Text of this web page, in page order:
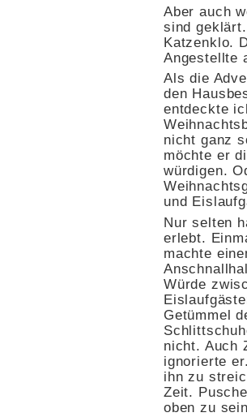
Aber auch
sind
Katzenklo.
Angestellte
Als die
den
entdeckte
nicht ganz
möchte er
würdigen.
und
Nur selten
erlebt.
machte
Würde
Getümmel
nicht. Auch
ignorierte
ihn zu
Zeit.
oben zu